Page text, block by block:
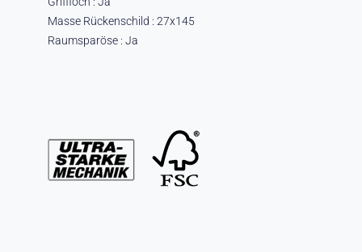
Masse Rückenschild : 27x145
Raumsparöse : Ja